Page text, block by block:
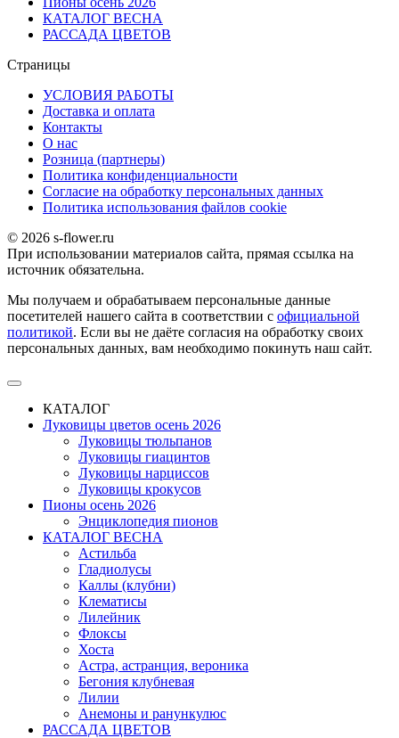
КАТАЛОГ ВЕСНА
РАССАДА ЦВЕТОВ
Страницы
УСЛОВИЯ РАБОТЫ
Доставка и оплата
Контакты
О наc
Розница (партнеры)
Политика конфиденциальности
Согласие на обработку персональных данных
Политика использования файлов сookie
© 2026 s-flower.ru
При использовании материалов сайта, прямая ссылка на
источник обязательна.
Мы получаем и обрабатываем персональные данные
посетителей нашего сайта в соответствии с официальной
политикой. Если вы не даёте согласия на обработку своих
персональных данных, вам необходимо покинуть наш сайт.
КАТАЛОГ
Луковицы цветов осень 2026
Луковицы тюльпанов
Луковицы гиацинтов
Луковицы нарциссов
Луковицы крокусов
Пионы осень 2026
Энциклопедия пионов
КАТАЛОГ ВЕСНА
Астильба
Гладиолусы
Каллы (клубни)
Клематисы
Лилейник
Флоксы
Хоста
Астра, астранция, вероника
Бегония клубневая
Лилии
Анемоны и ранункулюс
РАССАДА ЦВЕТОВ